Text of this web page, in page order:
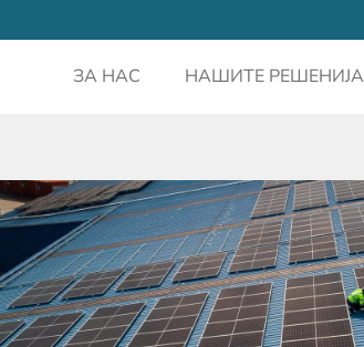
ЗА НАС НАШИТЕ РЕШЕНИЈА